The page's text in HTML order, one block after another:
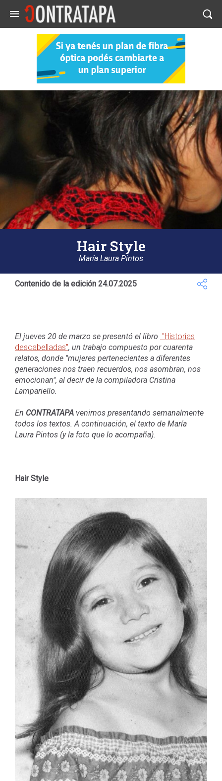
Hair Style
María Laura Pintos
Contenido de la edición 24.07.2025
El jueves 20 de marzo se presentó el libro "Historias
descabelladas", un trabajo compuesto por cuarenta
relatos, donde "mujeres pertenecientes a diferentes
generaciones nos traen recuerdos, nos asombran, nos
emocionan", al decir de la compiladora Cristina
Lampariello.
En CONTRATAPA venimos presentando semanalmente
todos los textos. A continuación, el texto de María
Laura Pintos (y la foto que lo acompaña).
Hair Style